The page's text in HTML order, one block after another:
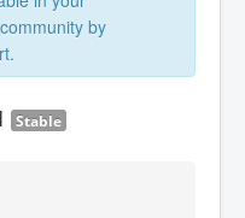
by
Stable